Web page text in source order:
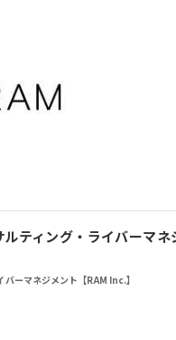
ティング・ライバーマネ
ーマネジメント【RAM Inc.】